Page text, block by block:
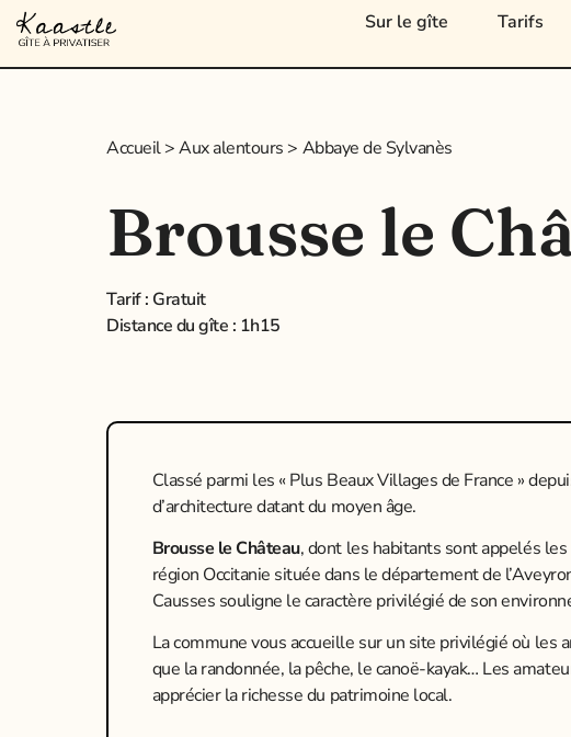
Sur le gîte Tarifs
Accueil > Aux alentours > Abbaye de Sylvanès
Brousse le
Tarif : Gratuit
Distance du gîte : 1h15
Classé parmi les « Plus Beaux Villages de France »
d’architecture datant du moyen âge.
Brousse le Château, dont les habitants sont appelés
région Occitanie située dans le département de
Causses souligne le caractère privilégié de son
La commune vous accueille sur un site privilégié où
que la randonnée, la pêche, le canoë-kayak… Les
apprécier la richesse du patrimoine local.